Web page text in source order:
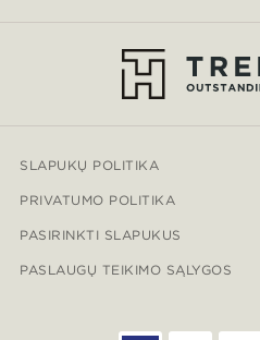
SLAPUKŲ POLITIKA
PRIVATUMO POLITIKA
PASIRINKTI SLAPUKUS
PASLAUGŲ TEIKIMO SĄLYGOS